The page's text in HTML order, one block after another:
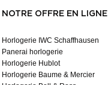
NOTRE OFFRE EN LIGNE
Horlogerie IWC Schaffhausen
Panerai horlogerie
Horlogerie Hublot
Horlogerie Baume & Mercier